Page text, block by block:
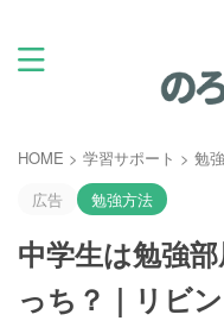
HOME > 学習サポート > 勉
広告
勉強方法
中学生は勉強
っち？｜リビ